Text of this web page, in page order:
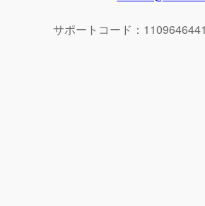
サポートコード：